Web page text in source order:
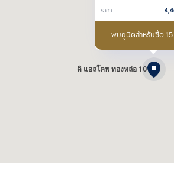
ดิ แอลโคพ ทองหล่อ 10
ราคา
พบยูนิตสำหรับซื้อ 15